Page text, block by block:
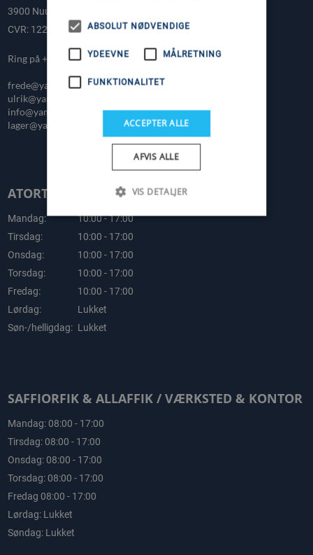
3900 Nuuk
CVR: 12227329
Ring på +299 322277
frede@yamatek.gl
ulrik@yamatek.gl
info@yamatek.gl
lager@yamatek.gl
ATORTUSSAARNIARFIK / BUTIK
Mandag:
10:00 - 17:00
Tirsdag:
10:00 - 17:00
Onsdag:
10:00 - 17:00
Torsdag:
10:00 - 17:00
Fredag:
10:00 - 17:00
Lørdag:
Lukket
Søn-/helligdag: Lukket
SAFFIORFIK & ALLAFFIK / VÆRKSTED & KONTOR
Mandag: 08:00 - 17:00
Tirsdag: 08:00 - 17:00
Onsdag: 08:00 - 17:00
Torsdag: 08:00 - 17:00
Fredag 08:00 - 17:00
Lørdag: Lukket
Søndag: Lukket
ABSOLUT NØDVENDIGE
YDEEVNE MÅLRETNING
FUNKTIONALITET
ACCEPTER ALLE
AFVIS ALLE
VIS DETALJER